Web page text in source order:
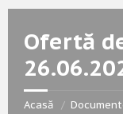
Ofertă
Acasă